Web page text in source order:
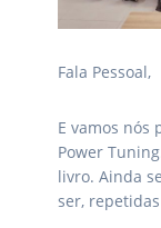
Fala Pessoal,
E vamos nós
Power
livro. Ainda
ser,